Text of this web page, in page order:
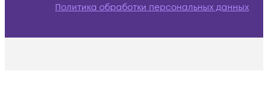
Политика обработки персональных данных